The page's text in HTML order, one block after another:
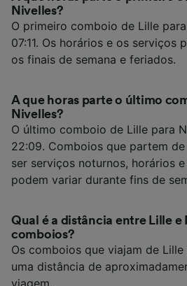
Nivelles?
O primeiro comboio de Lille
07:11. Os horários e os serviços
os finais de semana e feriados.
A que horas parte o último
Nivelles?
O último comboio de Lille para
22:09. Comboios que partem
ser serviços noturnos, horários
podem variar durante fins de
Qual é a distância entre Lille e
comboios?
Os comboios que viajam de
uma distância de
viagem.